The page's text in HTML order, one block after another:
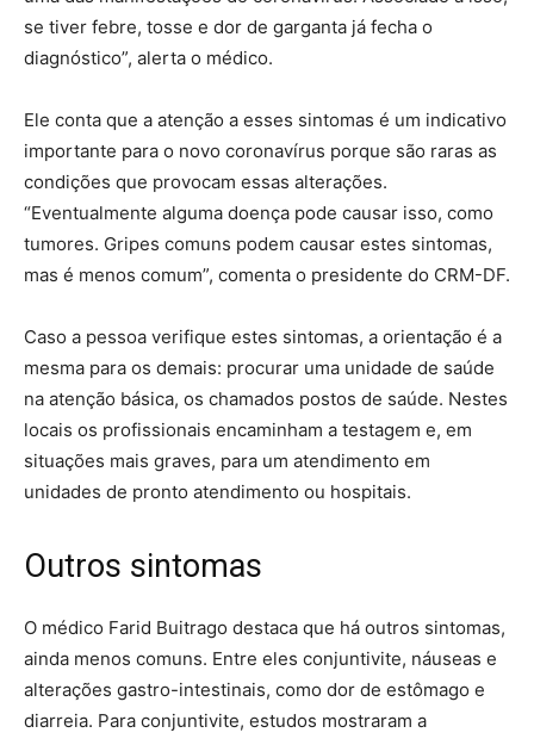
se tiver febre, tosse e dor de garganta já fecha o
diagnóstico”, alerta o médico.
Ele conta que a atenção a esses sintomas é um indicativo
importante para o novo coronavírus porque são raras as
condições que provocam essas alterações.
“Eventualmente alguma doença pode causar isso, como
tumores. Gripes comuns podem causar estes sintomas,
mas é menos comum”, comenta o presidente do CRM-DF.
Caso a pessoa verifique estes sintomas, a orientação é a
mesma para os demais: procurar uma unidade de saúde
na atenção básica, os chamados postos de saúde. Nestes
locais os profissionais encaminham a testagem e, em
situações mais graves, para um atendimento em
unidades de pronto atendimento ou hospitais.
Outros sintomas
O médico Farid Buitrago destaca que há outros sintomas,
ainda menos comuns. Entre eles conjuntivite, náuseas e
alterações gastro-intestinais, como dor de estômago e
diarreia. Para conjuntivite, estudos mostraram a